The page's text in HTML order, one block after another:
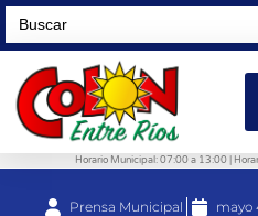
Search
for:
Horario Municipal: 07:00 a 13:00 |
Prensa Municipal mayo